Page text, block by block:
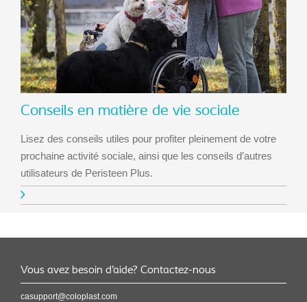
Conseils en matière de vie sociale
Lisez des conseils utiles pour profiter pleinement de votre
prochaine activité sociale, ainsi que les conseils d’autres
utilisateurs de Peristeen Plus.
Vous avez besoin d’aide? Contactez-nous
casupport@coloplast.com